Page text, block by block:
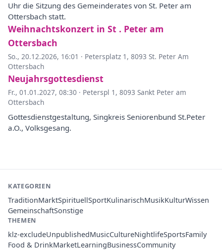
Uhr die Sitzung des Gemeinderates von St. Peter am
Ottersbach statt.
Weihnachtskonzert in St . Peter am
Ottersbach
So., 20.12.2026, 16:01 · Petersplatz 1, 8093 St. Peter Am
Ottersbach
Neujahrsgottesdienst
Fr., 01.01.2027, 08:30 · Peterspl 1, 8093 Sankt Peter am
Ottersbach
Gottesdienstgestaltung, Singkreis Seniorenbund St.Peter
a.O., Volksgesang.
KATEGORIEN
TraditionMarktSpirituellSportKulinarischMusikKulturWissen
GemeinschaftSonstige
THEMEN
klz-excludeUnpublishedMusicCultureNightlifeSportsFamily
Food & DrinkMarketLearningBusinessCommunity